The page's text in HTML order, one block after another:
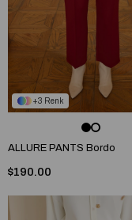
3
ALLURE PANTS Bordo
$190.00